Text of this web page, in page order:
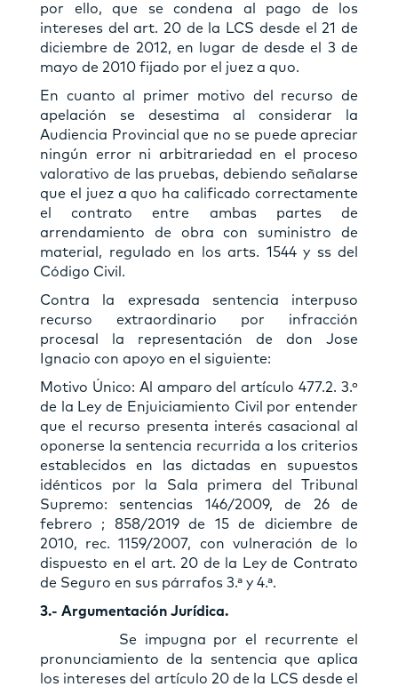
por ello, que se condena al pago de los
intereses del art. 20 de la LCS desde el 21 de
diciembre de 2012, en lugar de desde el 3 de
mayo de 2010 fijado por el juez a quo.
En cuanto al primer motivo del recurso de
apelación se desestima al considerar la
Audiencia Provincial que no se puede apreciar
ningún error ni arbitrariedad en el proceso
valorativo de las pruebas, debiendo señalarse
que el juez a quo ha calificado correctamente
el contrato entre ambas partes de
arrendamiento de obra con suministro de
material, regulado en los arts. 1544 y ss del
Código Civil.
Contra la expresada sentencia interpuso
recurso extraordinario por infracción
procesal la representación de don Jose
Ignacio con apoyo en el siguiente:
Motivo Único: Al amparo del artículo 477.2. 3.º
de la Ley de Enjuiciamiento Civil por entender
que el recurso presenta interés casacional al
oponerse la sentencia recurrida a los criterios
establecidos en las dictadas en supuestos
idénticos por la Sala primera del Tribunal
Supremo: sentencias 146/2009, de 26 de
febrero ; 858/2019 de 15 de diciembre de
2010, rec. 1159/2007, con vulneración de lo
dispuesto en el art. 20 de la Ley de Contrato
de Seguro en sus párrafos 3.ª y 4.ª.
3.- Argumentación Jurídica.
Se impugna por el recurrente el
pronunciamiento de la sentencia que aplica
los intereses del artículo 20 de la LCS desde el